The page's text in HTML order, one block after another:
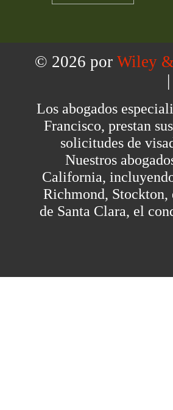
© 2026 porWiley
|
Los abogados
Francisco, prestan
solicitudes de
Nuestros
California,
Richmond, Stockton,
de Santa Clara, el